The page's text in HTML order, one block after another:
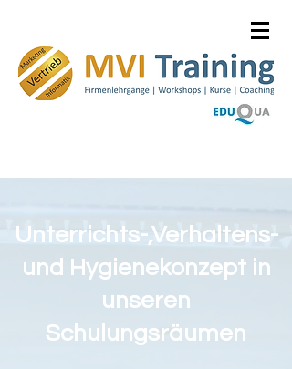
Unterrichts-,Verhaltens-
und Hygienekonzept in
unseren
Schulungsräumen